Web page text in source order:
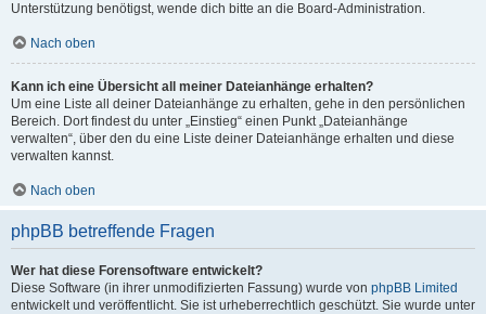
Unterstützung benötigst, wende dich bitte an die Board-Administration.
Nach oben
Kann ich eine Übersicht all meiner Dateianhänge erhalten?
Um eine Liste all deiner Dateianhänge zu erhalten, gehe in den persönlichen
Bereich. Dort findest du unter „Einstieg“ einen Punkt „Dateianhänge
verwalten“, über den du eine Liste deiner Dateianhänge erhalten und diese
verwalten kannst.
Nach oben
phpBB betreffende Fragen
Wer hat diese Forensoftware entwickelt?
Diese Software (in ihrer unmodifizierten Fassung) wurde von phpBB Limited
entwickelt und veröffentlicht. Sie ist urheberrechtlich geschützt. Sie wurde unter